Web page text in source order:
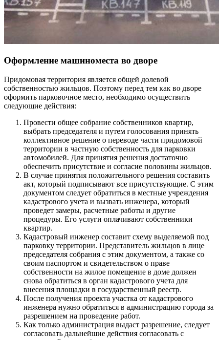
Оформление машиноместа во дворе
Придомовая территория является общей долевой
собственностью жильцов. Поэтому перед тем как во дворе
оформить парковочное место, необходимо осуществить
следующие действия:
Провести общее собрание собственников квартир,
выбрать председателя и путем голосования принять
коллективное решение о переводе части придомовой
территории в частную собственность для парковки
автомобилей. Для принятия решения достаточно
обеспечить присутствие и согласие половины жильцов.
В случае принятия положительного решения составить
акт, который подписывают все присутствующие. С этим
документом следует обратиться в местные учреждения
кадастрового учета и вызвать инженера, который
проведет замеры, расчетные работы и другие
процедуры. Его услуги оплачивают собственники
квартир.
Кадастровый инженер составит схему выделяемой под
парковку территории. Представитель жильцов в лице
председателя собрания с этим документом, а также со
своим паспортом и свидетельством о праве
собственности на жилое помещение в доме должен
снова обратиться в орган кадастрового учета для
внесения площадки в государственный реестр.
После получения проекта участка от кадастрового
инженера нужно обратиться в администрацию города за
разрешением на проведение работ.
Как только администрация выдаст разрешение, следует
согласовать дальнейшие действия согласовать с